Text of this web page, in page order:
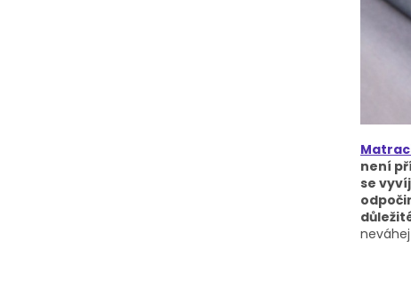
není
se